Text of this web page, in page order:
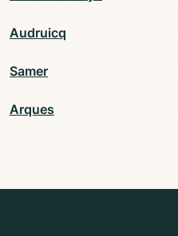
Audruicq
Samer
Arques